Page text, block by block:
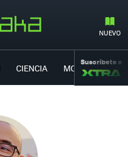
NUEVO
CIENCIA MOVILIDAD
Suscríbete a